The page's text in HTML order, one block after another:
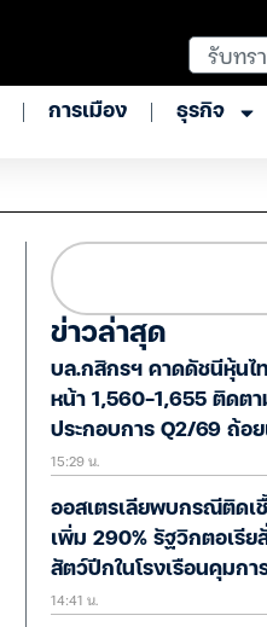
การเมือง ธุรกิจ
ข่าวล่าสุด
บล.กสิกรฯ คาดดัชนีหุ้นไ
หน้า 1,560-1,655 ติดต
ประกอบการ Q2/69 ถ้อ
15:29 น.
ออสเตรเลียพบกรณีติดเชื้
เพิ่ม 290% รัฐวิกตอเรีย
สัตว์ปีกในโรงเรือนคุมกา
14:41 น.
รับทร